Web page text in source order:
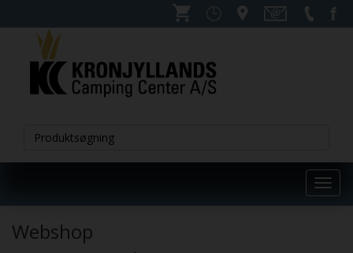
Webshop